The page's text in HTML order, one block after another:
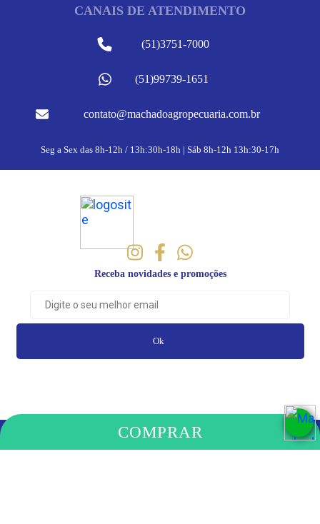
COMPRAR
CANAIS DE ATENDIMENTO
(51)3751-7000
(51)99739-1651
contato@machadoagropecuaria.com.br
Seg a Sex das 8h-12h / 13h:30h-18h | Sáb 8h-12h 13h:30-17h
Receba novidades e promoções
Ok
PAGAMENTO